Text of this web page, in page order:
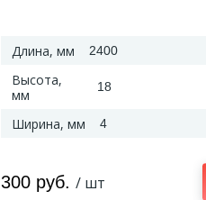
Длина, мм 2400
Высота,
мм
18
Ширина, мм 4
300 руб. / шт